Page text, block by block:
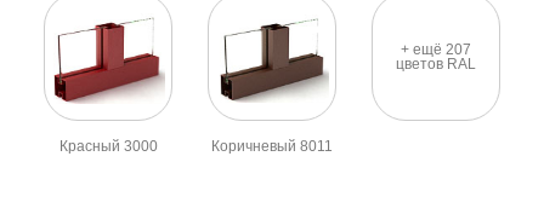
Красный 3000 Коричневый 8011
+ ещё 207
цветов RAL